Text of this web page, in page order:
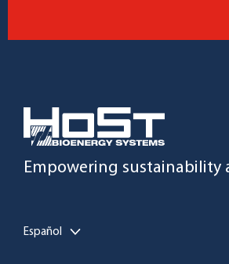
Empowering sustainability
Español